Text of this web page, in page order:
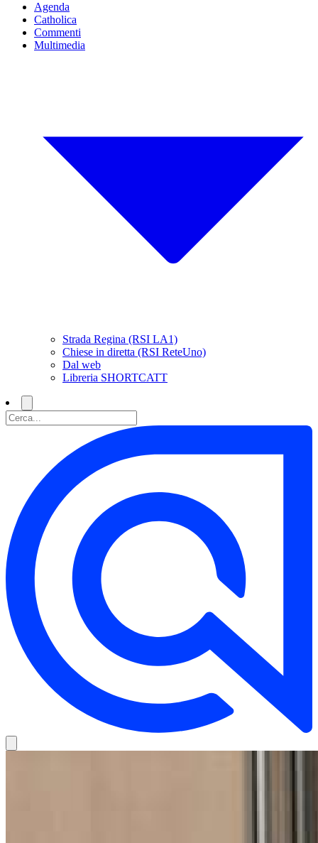
Agenda
Catholica
Commenti
Multimedia
Strada Regina (RSI LA1)
Chiese in diretta (RSI ReteUno)
Dal web
Libreria SHORTCATT